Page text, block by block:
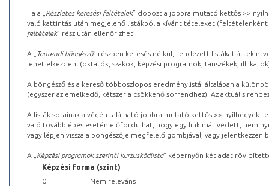
Ha a „ Részletes keresési feltételek” dobozt a jobbra mutató kettős >>
való kattintás után megjelenő listákból a kívánt tételeket (feltételenként
feltételek” rész után ellenőrizheti.
A „ Tanrendi böngésző” részben keresés nélkül, rendezett listákat
lehet elkezdeni (oktatók, szakok, képzési programok, tanszékek, ill.
A böngésző és a kereső többoszlopos eredménylistái általában a
(egyszer az emelkedő, kétszer a csökkenő sorrendhez). Az aktuális
A listák sorainak a végén található jobbra mutató kettős >> nyílhegyek
való továbblépés esetén előfordulhat, hogy egy link már védett, nem
vagy lépjen vissza a böngészője megfelelő gombjával, vagy
A „ Képzési programok szerinti kurzuskódlista” képernyőn két adat
Képzési forma (szint)
0
Nem releváns